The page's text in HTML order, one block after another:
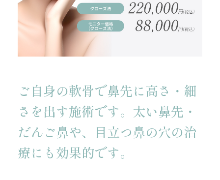
ご自身の軟骨で鼻先に高さ・細
さを出す施術です。 太い鼻先・
だんご鼻や、目立つ鼻の穴の治
療にも効果的です。